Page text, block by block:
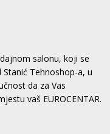
salonu, koji se
Tehnoshop-a, u
da za Vas
vaš EUROCENTAR.